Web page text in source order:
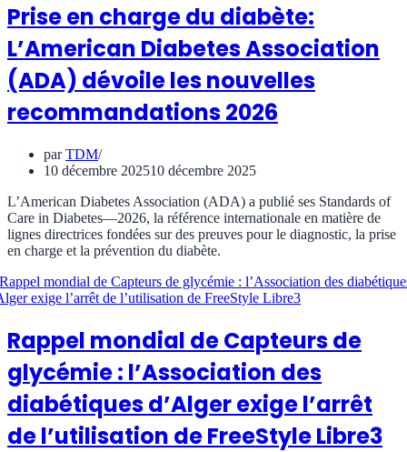
Prise en charge du diabète:
L’American Diabetes Association
(ADA) dévoile les nouvelles
recommandations 2026
parTDM
10 décembre 202510 décembre 2025
L’American Diabetes Association (ADA) a publié ses Standards of
Care in Diabetes—2026, la référence internationale en matière de
lignes directrices fondées sur des preuves pour le diagnostic, la prise
en charge et la prévention du diabète.
Rappel mondial de Capteurs de
glycémie : l’Association des
diabétiques d’Alger exige l’arrêt
de l’utilisation de FreeStyle Libre3